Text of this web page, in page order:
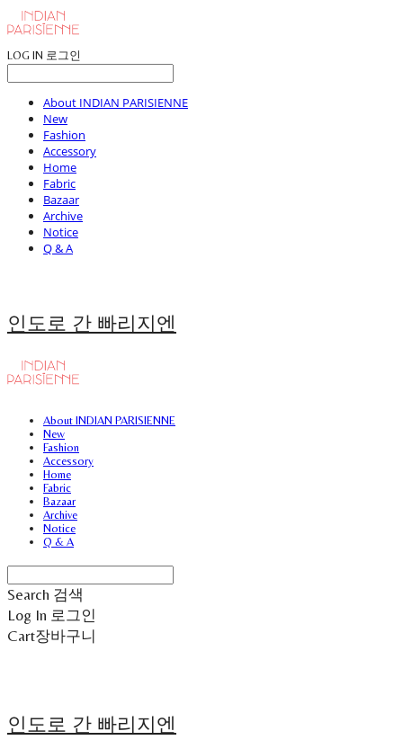
LOG IN 로그인
About INDIAN PARISIENNE
New
Fashion
Accessory
Home
Fabric
Bazaar
Archive
Notice
Q & A
인도로 간 빠리지엔
About INDIAN PARISIENNE
New
Fashion
Accessory
Home
Fabric
Bazaar
Archive
Notice
Q & A
Search 검색
Log In 로그인
Cart장바구니
인도로 간 빠리지엔